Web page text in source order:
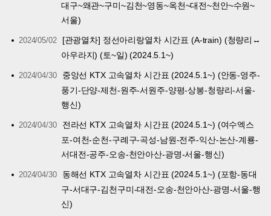
대구~왜관~구미~김천~영동~옥천~대전~천안~수원~
서울)
2024/05/02
[관광열차] 정선아리랑열차 시간표 (A-train) (청량리↔
아우라지) (토~일) (2024.5.1~)
2024/04/30
중앙선 KTX 고속열차 시간표 (2024.5.1~) (안동-영주-
풍기-단양-제천-원주-서원주-양평-상봉-청량리-서울-
행신)
2024/04/30
전라선 KTX 고속열차 시간표 (2024.5.1~) (여수엑스
포-여천-순천-구례구-곡성-남원-전주-익산-논산-계룡-
서대전-공주-오송-천안아산-광명-서울-행신)
2024/04/30
동해선 KTX 고속열차 시간표 (2024.5.1~) (포항-동대
구-서대구-김천구미-대전-오송-천안아산-광명-서울-행
신)